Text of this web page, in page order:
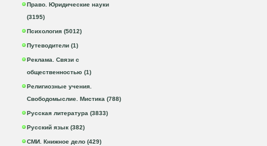
Право. Юридические науки
(3195)
Психология (5012)
Путеводители (1)
Реклама. Связи с
общественностью (1)
Религиозные учения.
Свободомыслие. Мистика (788)
Русская литература (3833)
Русский язык (382)
СМИ. Книжное дело (429)